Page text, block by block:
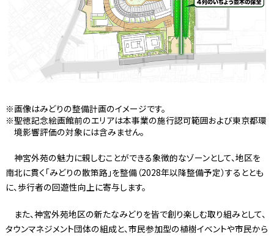
画像はみどりの整備計画のイメージです。
聖徳記念絵画館前のエリアは本事業の施行認可範囲および東京都環
境影響評価の対象には含みません。
神宮外苑の魅力に親しむことができる象徴的なゾーンとして、地区を
南北に貫く「みどりの散策路」を整備（2028年以降整備予定）するととも
に、歩行者の回遊性向上に寄与します。
また、神宮外苑地区の新たなみどりを皆で創り楽しむ取り組みとして、
タウンマネジメント団体の組成と、市民参加型の植樹イベントや市民から